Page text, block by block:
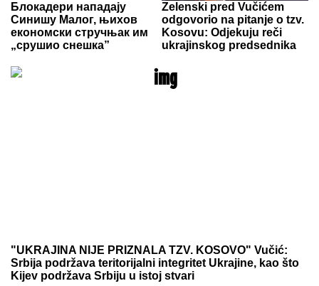
Блокадери нападају
Синишу Малог, њихов
економски стручњак им
„срушио снешка”
Zelenski pred Vučićem
odgovorio na pitanje o tzv.
Kosovu: Odjekuju reči
ukrajinskog predsednika
"UKRAJINA NIJE PRIZNALA TZV. KOSOVO" Vučić:
Srbija podržava teritorijalni integritet Ukrajine, kao što
Kijev podržava Srbiju u istoj stvari